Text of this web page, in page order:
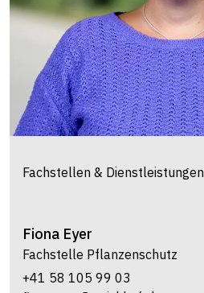
Fachstellen & Dienstleistungen
Fiona Eyer
Fachstelle Pflanzenschutz
+41 58 105 99 03